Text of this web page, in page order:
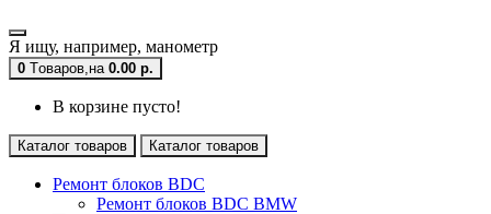
Я ищу, например, манометр
0 Tоваров,на 0.00 р.
В корзине пусто!
Каталог товаров Каталог товаров
Ремонт блоков BDC
Ремонт блоков BDC BMW